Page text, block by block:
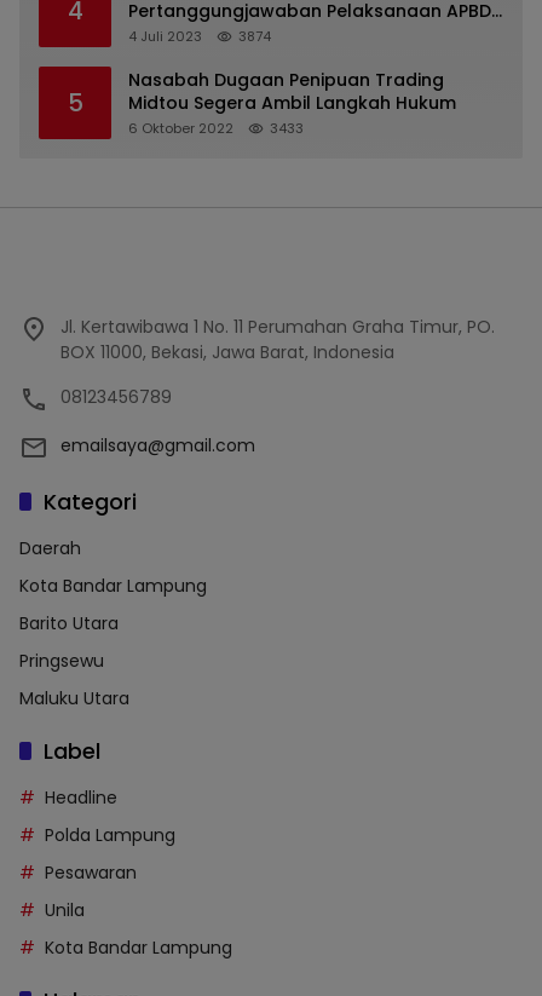
4
Pertanggungjawaban Pelaksanaan APBD
2022
4 Juli 2023 3874
5
Nasabah Dugaan Penipuan Trading
Midtou Segera Ambil Langkah Hukum
6 Oktober 2022 3433
Jl. Kertawibawa 1 No. 11 Perumahan Graha Timur, PO.
BOX 11000, Bekasi, Jawa Barat, Indonesia
08123456789
emailsaya@gmail.com
Kategori
Daerah
Kota Bandar Lampung
Barito Utara
Pringsewu
Maluku Utara
Label
Headline
Polda Lampung
Pesawaran
Unila
Kota Bandar Lampung